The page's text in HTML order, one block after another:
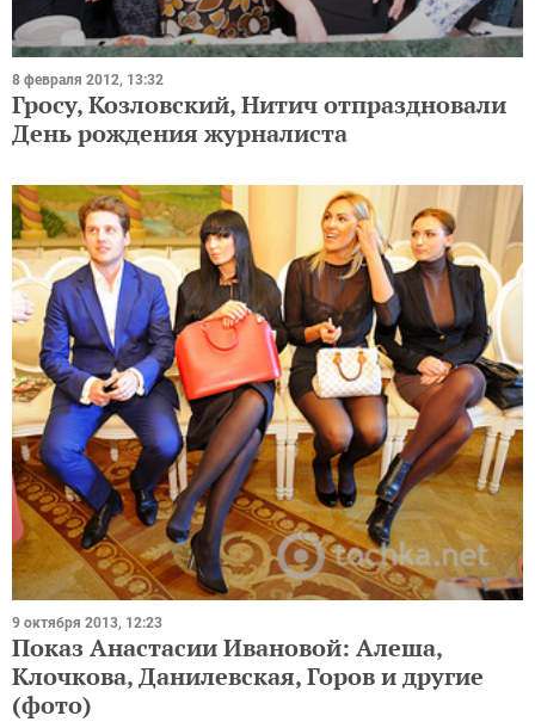
8 февраля 2012, 13:32
Гросу, Козловский, Нитич отпраздновали
День рождения журналиста
9 октября 2013, 12:23
Показ Анастасии Ивановой: Алеша,
Клочкова, Данилевская, Горов и другие
(фото)